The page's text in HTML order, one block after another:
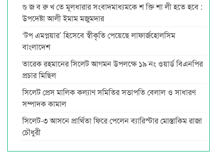
গু জ ব রু খ তে মূলধারার সংবাদমাধ্যমকে শ ক্তি শা লী হতে হবে :
উপদেষ্টা আলী ইমাম মজুমদার
‘টপ এমপ্লয়ার’ হিসেবে স্বীকৃতি পেয়েছে লাফার্জহোলসিম
বাংলাদেশ
তারেক রহমানের সিলেট আগমন উপলক্ষে ১৯ নং ওয়ার্ড বিএনপির
প্রচার মিছিল
সিলেট প্রেস মালিক কল্যাণ সমিতির সভাপতি বেলাল ও সাধারণ
সম্পাদক কামাল
সিলেট-৩ আসনে প্রার্থিতা ফিরে পেলেন ব্যারিস্টার মোস্তাকিম রাজা
চৌধুরী